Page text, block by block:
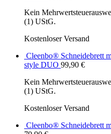
Kein
(1) UStG.
Kostenloser Versand
Cleenbo® Schneidebrett
style DUO 99,90 €
Kein
(1) UStG.
Kostenloser Versand
Cleenbo® Schneidebrett